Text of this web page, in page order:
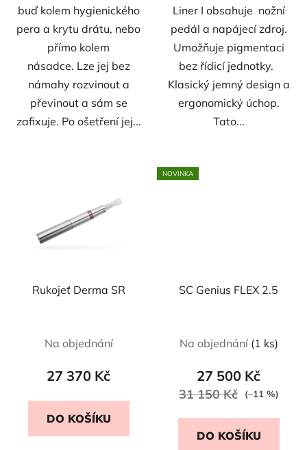
buď kolem hygienického
pera a krytu drátu, nebo
přímo kolem
násadce. Lze jej bez
námahy rozvinout a
převinout a sám se
zafixuje. Po ošetření jej...
Liner I obsahuje nožní
pedál a napájecí zdroj.
Umožňuje pigmentaci
bez řídicí jednotky.
Klasický jemný design a
ergonomický úchop.
Tato...
Rukojeť Derma SR
Na objednání
27 370 Kč
DO KOŠÍKU
NOVINKA
SC Genius FLEX 2.5
hodnocení
produktu
je
5
Na objednání (1 ks)
27 500 Kč
31 150 Kč (–11 %)
DO KOŠÍKU